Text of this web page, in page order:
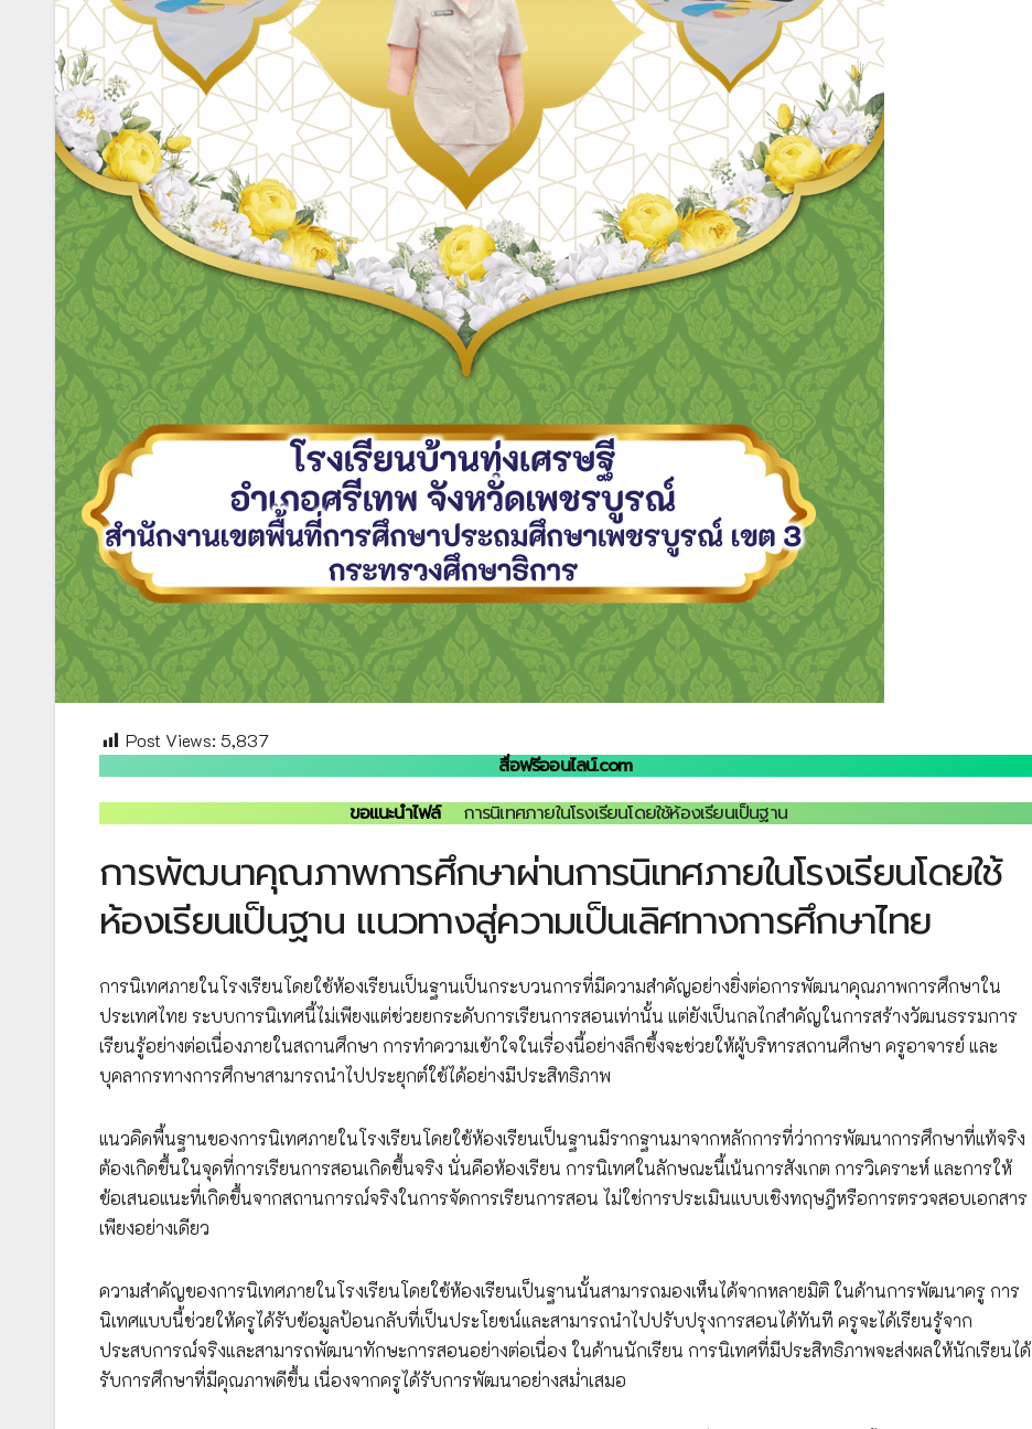
Post Views: 5,837
สื่อฟรีออนไลน์.com
ขอแนะนำไฟล์
การนิเทศภายในโรงเรียนโดยใช้ห้องเรียนเป็นฐาน
การพัฒนาคุณภาพการศึกษาผ่านการนิเทศภายในโรงเรียนโดยใช้
ห้องเรียนเป็นฐาน แนวทางสู่ความเป็นเลิศทางการศึกษาไทย
การนิเทศภายในโรงเรียนโดยใช้ห้องเรียนเป็นฐานเป็นกระบวนการที่มีความสำคัญอย่างยิ่งต่อการพัฒนาคุณภาพการศึกษาใน
ประเทศไทย ระบบการนิเทศนี้ไม่เพียงแต่ช่วยยกระดับการเรียนการสอนเท่านั้น แต่ยังเป็นกลไกสำคัญในการสร้างวัฒนธรรมการ
เรียนรู้อย่างต่อเนื่องภายในสถานศึกษา การทำความเข้าใจในเรื่องนี้อย่างลึกซึ้งจะช่วยให้ผู้บริหารสถานศึกษา ครูอาจารย์ และ
บุคลากรทางการศึกษาสามารถนำไปประยุกต์ใช้ได้อย่างมีประสิทธิภาพ
แนวคิดพื้นฐานของการนิเทศภายในโรงเรียนโดยใช้ห้องเรียนเป็นฐานมีรากฐานมาจากหลักการที่ว่าการพัฒนาการศึกษาที่แท้จริง
ต้องเกิดขึ้นในจุดที่การเรียนการสอนเกิดขึ้นจริง นั่นคือห้องเรียน การนิเทศในลักษณะนี้เน้นการสังเกต การวิเคราะห์ และการให้
ข้อเสนอแนะที่เกิดขึ้นจากสถานการณ์จริงในการจัดการเรียนการสอน ไม่ใช่การประเมินแบบเชิงทฤษฎีหรือการตรวจสอบเอกสาร
เพียงอย่างเดียว
ความสำคัญของการนิเทศภายในโรงเรียนโดยใช้ห้องเรียนเป็นฐานนั้นสามารถมองเห็นได้จากหลายมิติ ในด้านการพัฒนาครู การ
นิเทศแบบนี้ช่วยให้ครูได้รับข้อมูลป้อนกลับที่เป็นประโยชน์และสามารถนำไปปรับปรุงการสอนได้ทันที ครูจะได้เรียนรู้จาก
ประสบการณ์จริงและสามารถพัฒนาทักษะการสอนอย่างต่อเนื่อง ในด้านนักเรียน การนิเทศที่มีประสิทธิภาพจะส่งผลให้นักเรียนได้
รับการศึกษาที่มีคุณภาพดีขึ้น เนื่องจากครูได้รับการพัฒนาอย่างสม่ำเสมอ